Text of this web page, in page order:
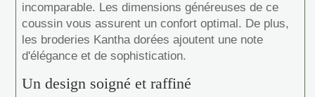
incomparable. Les dimensions généreuses de ce
coussin vous assurent un confort optimal. De plus,
les broderies Kantha dorées ajoutent une note
d'élégance et de sophistication.
Un design soigné et raffiné